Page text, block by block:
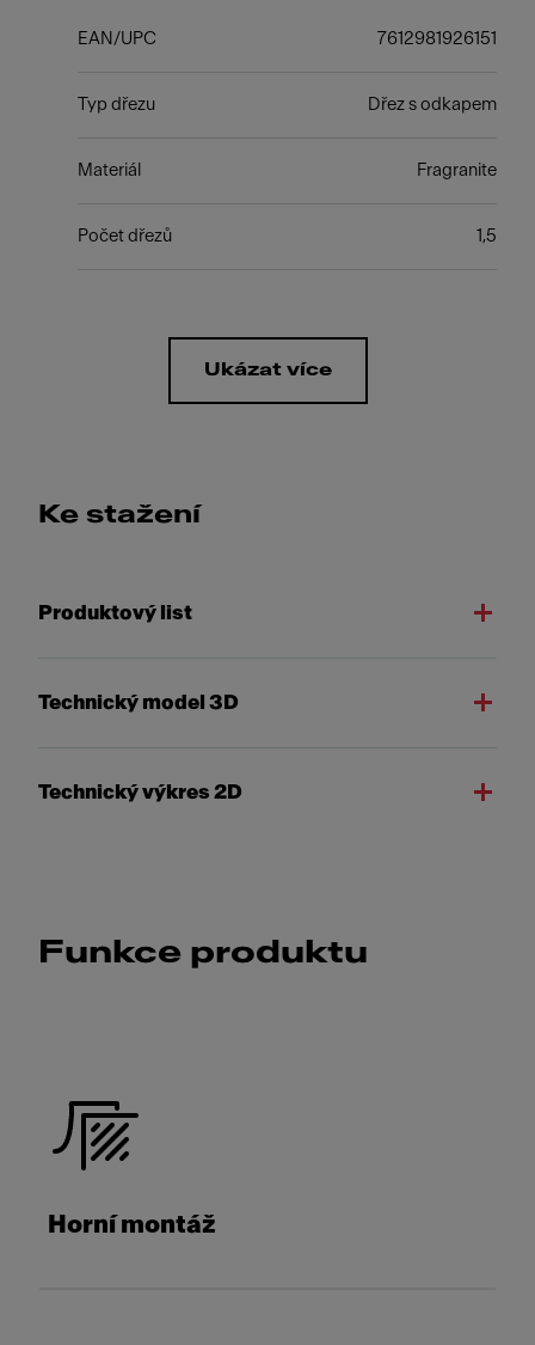
EAN/UPC 7612981926151
Typ dřezu Dřez s odkapem
Materiál Fragranite
Počet dřezů 1,5
Ukázat více
Ke stažení
Produktový list
Technický model 3D
Technický výkres 2D
Funkce produktu
Horní montáž